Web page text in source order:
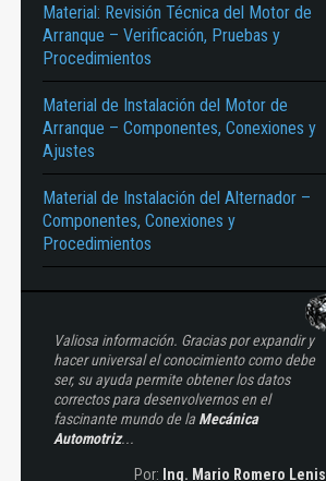
Material: Revisión Técnica del Motor de
Arranque – Verificación, Pruebas y
Procedimientos
Material de Instalación del Motor de
Arranque – Componentes, Conexiones y
Ajustes
Material de Instalación del Alternador –
Componentes, Conexiones y
Procedimientos
Valiosa información. Gracias por expandir y
hacer universal el conocimiento como debe
ser, su ayuda permite obtener los datos
correctos para desenvolvernos en el
fascinante mundo de la Mecánica
Automotriz...
Por: Ing. Mario Romero Lenis